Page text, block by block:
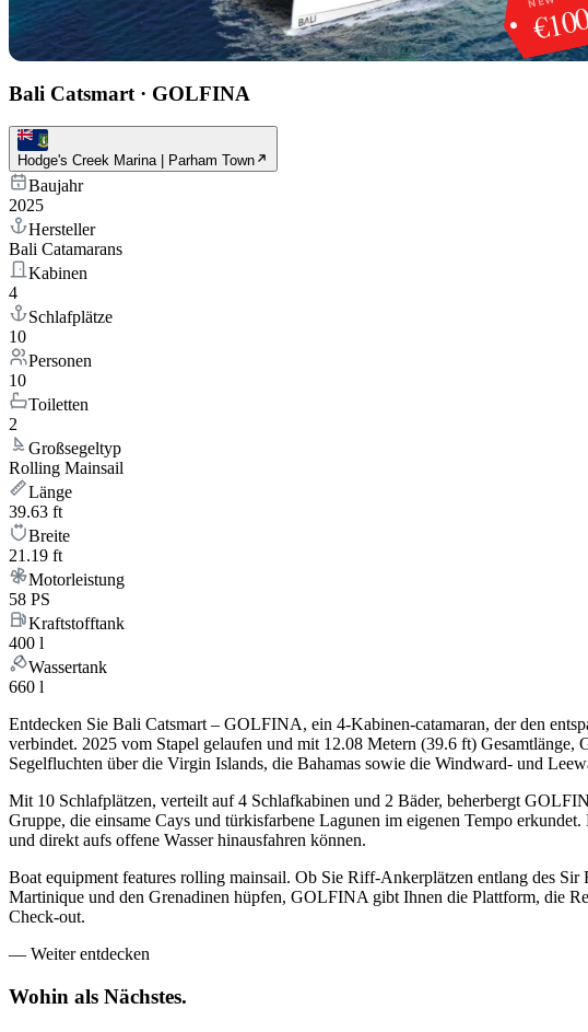
Bali Catsmart · GOLFINA
Hodge's Creek Marina | Parham Town
Baujahr
2025
Hersteller
Bali Catamarans
Kabinen
4
Schlafplätze
10
Personen
10
Toiletten
2
Großsegeltyp
Rolling Mainsail
Länge
39.63 ft
Breite
21.19 ft
Motorleistung
58 PS
Kraftstofftank
400 l
Wassertank
660 l
Entdecken Sie Bali Catsmart – GOLFINA, ein 4-Kabinen-catamaran, der den
verbindet. 2025 vom Stapel gelaufen und mit 12.08 Metern (39.6 ft)
Segelfluchten über die Virgin Islands, die Bahamas sowie die Windward- und
Mit 10 Schlafplätzen, verteilt auf 4 Schlafkabinen und 2 Bäder, beherbergt
Gruppe, die einsame Cays und türkisfarbene Lagunen im eigenen Tempo
und direkt aufs offene Wasser hinausfahren können.
Boat equipment features rolling mainsail. Ob Sie Riff-Ankerplätzen entlang des
Martinique und den Grenadinen hüpfen, GOLFINA gibt Ihnen die Plattform, die
Check-out.
— Weiter entdecken
Wohin als Nächstes.